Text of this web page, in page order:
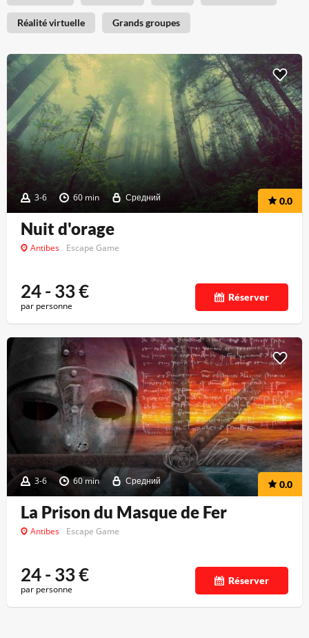
Réalité virtuelle Grands groupes
3-6 60 min Средний 0.0
Nuit d'orage
Antibes Escape Game
24 - 33€
par personne
Réserver
3-6 60 min Средний 0.0
La Prison du Masque de Fer
Antibes Escape Game
24 - 33€
par personne
Réserver